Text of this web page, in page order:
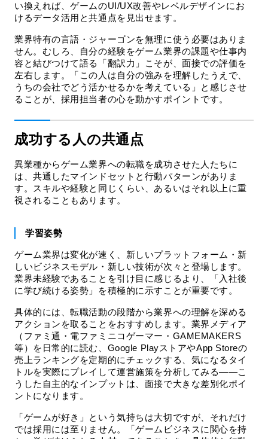
い換えれば、ゲームのUI/UX改善やレベルデザインにお
けるデータ活用と共通点を見出せます。
業界特有の言語・ジャーゴンを無理に使う必要はありま
せん。むしろ、自分の経験をゲーム業界の課題や仕事内
容と結びつけて語る「翻訳力」こそが、面接での評価を
左右します。「この人は自分の強みを理解したうえで、
うちの会社でどう活かせるかを考えている」と感じさせ
ることが、採用担当者の心を動かすポイントです。
成功する人の共通点
異業種からゲーム業界への転職を成功させた人たちに
は、共通したマインドセットと行動パターンがありま
す。スキルや経験と同じくらい、あるいはそれ以上に重
視されることもあります。
学習姿勢
ゲーム業界は変化が速く、新しいプラットフォーム・新
しいビジネスモデル・新しい技術が次々と登場します。
業界未経験であることを引け目に感じるより、「入社後
に学び続ける姿勢」を積極的に示すことが重要です。
具体的には、転職活動の段階から業界への理解を深める
アクションを取ることをおすすめします。業界メディア
（ファミ通・電ファミニコゲーマー・GAMEMAKERS
等）を日常的に読む、Google PlayストアやApp Storeの
売上ランキングを定期的にチェックする、気になるタイ
トルを実際にプレイして運営施策を分析してみる——こ
うした自主的なインプットは、面接で大きな差別化ポイ
ントになります。
「ゲームが好き」という気持ちは大切ですが、それだけ
では採用には至りません。「ゲームビジネスに関心を持